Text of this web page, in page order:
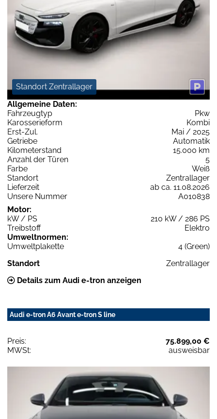
Standort Zentrallager
Allgemeine Daten:
Fahrzeugtyp
Pkw
Karosserieform
Kombi
Erst-Zul.
Mai / 2025
Getriebe
Automatik
Kilometerstand
15.000 km
Anzahl der Türen
5
Farbe
Weiß
Standort
Zentrallager
Lieferzeit
ab ca. 11.08.2026
Unsere Nummer
A010838
Motor:
kW / PS
210 kW / 286 PS
Treibstoff
Elektro
Umweltnormen:
Umweltplakette
4 (Green)
Standort
Zentrallager
Details zum Audi e-tron anzeigen
Audi e-tron A6 Avant e-tron S line
Preis:
75.899,00 €
MWSt:
ausweisbar